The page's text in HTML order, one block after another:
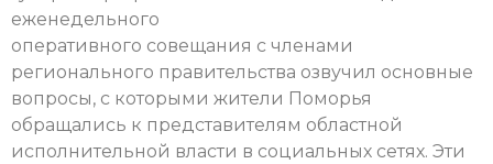
еженедельного
оперативного совещания с членами
регионального правительства озвучил основные
вопросы, с которыми жители Поморья
обращались к представителям областной
исполнительной власти в социальных сетях. Эти